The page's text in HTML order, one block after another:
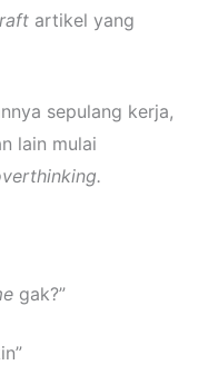
artikel yang
sepulang kerja,
lain mulai
gak?”